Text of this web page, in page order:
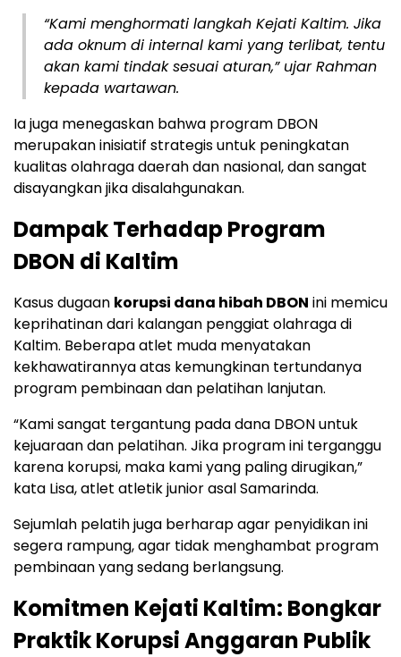
“Kami menghormati langkah Kejati Kaltim. Jika
ada oknum di internal kami yang terlibat, tentu
akan kami tindak sesuai aturan,” ujar Rahman
kepada wartawan.
Ia juga menegaskan bahwa program DBON
merupakan inisiatif strategis untuk peningkatan
kualitas olahraga daerah dan nasional, dan sangat
disayangkan jika disalahgunakan.
Dampak Terhadap Program
DBON di Kaltim
Kasus dugaan korupsi dana hibah DBON ini memicu
keprihatinan dari kalangan penggiat olahraga di
Kaltim. Beberapa atlet muda menyatakan
kekhawatirannya atas kemungkinan tertundanya
program pembinaan dan pelatihan lanjutan.
“Kami sangat tergantung pada dana DBON untuk
kejuaraan dan pelatihan. Jika program ini terganggu
karena korupsi, maka kami yang paling dirugikan,”
kata Lisa, atlet atletik junior asal Samarinda.
Sejumlah pelatih juga berharap agar penyidikan ini
segera rampung, agar tidak menghambat program
pembinaan yang sedang berlangsung.
Komitmen Kejati Kaltim: Bongkar
Praktik Korupsi Anggaran Publik